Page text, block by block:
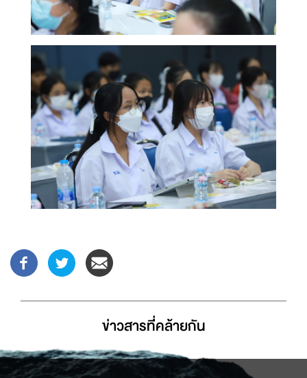
ข่าวสารที่่คล้ายกัน